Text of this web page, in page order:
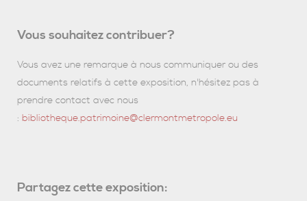
Vous souhaitez contribuer?
Vous avez une remarque à nous communiquer ou des
documents relatifs à cette exposition, n'hésitez pas à
prendre contact avec nous
: bibliotheque.patrimoine@clermontmetropole.eu
Partagez cette exposition: